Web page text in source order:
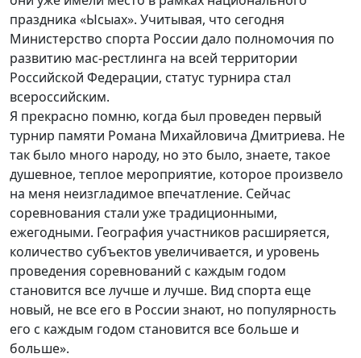
праздника «Ысыах». Учитывая, что сегодня
Министерство спорта России дало полномочия по
развитию мас-рестлинга на всей территории
Российской Федерации, статус турнира стал
всероссийским.
Я прекрасно помню, когда был проведен первый
турнир памяти Романа Михайловича Дмитриева. Не
так было много народу, но это было, знаете, такое
душевное, теплое мероприятие, которое произвело
на меня неизгладимое впечатление. Сейчас
соревнования стали уже традиционными,
ежегодными. География участников расширяется,
количество субъектов увеличивается, и уровень
проведения соревнований с каждым годом
становится все лучше и лучше. Вид спорта еще
новый, не все его в России знают, но популярность
его с каждым годом становится все больше и
больше».